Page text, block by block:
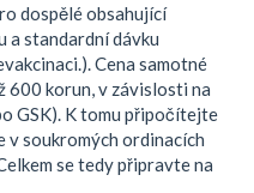
dospělé obsahující
a standardní dávku
.). Cena samotné
600 korun, v závislosti na
GSK). K tomu připočítejte
v soukromých ordinacích
se tedy připravte na